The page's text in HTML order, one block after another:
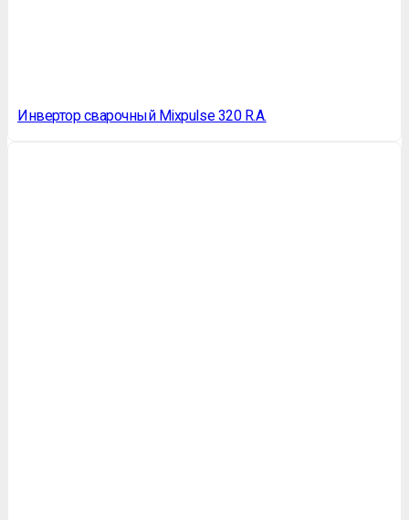
Инвертор сварочный Mixpulse 320 R.A.